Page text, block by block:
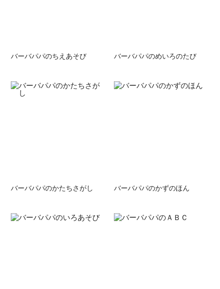
バーバパパのちえあそび バーバパパのめいろのたび
バーバパパのかたちさがし バーバパパのかずのほん